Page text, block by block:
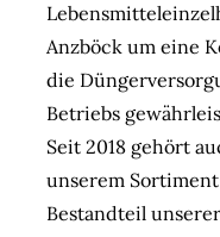
Anzböck um eine
die
Betriebs
Seit 2018 gehört
unserem
Bestandteil